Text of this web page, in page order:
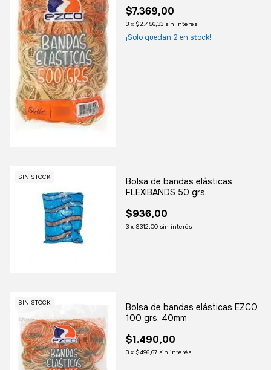
$7.369,00
3 x $2.456,33 sin interés
¡Solo quedan 2 en stock!
SIN STOCK
Bolsa de bandas elásticas
FLEXIBANDS 50 grs.
$936,00
3 x $312,00 sin interés
SIN STOCK
Bolsa de bandas elásticas EZCO
100 grs. 40mm
$1.490,00
3 x $496,67 sin interés